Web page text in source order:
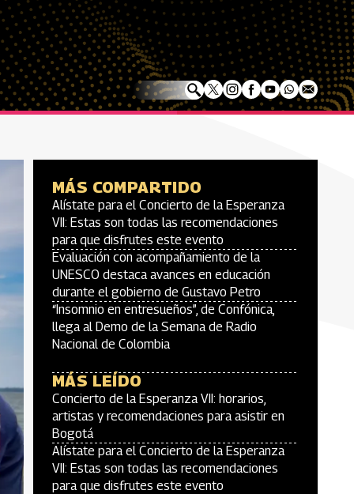
MÁS COMPARTIDO
Alístate para el Concierto de la Esperanza
VII: Estas son todas las recomendaciones
para que disfrutes este evento
Evaluación con acompañamiento de la
UNESCO destaca avances en educación
durante el gobierno de Gustavo Petro
“Insomnio en entresueños”, de Confónica,
llega al Demo de la Semana de Radio
Nacional de Colombia
MÁS LEÍDO
Concierto de la Esperanza VII: horarios,
artistas y recomendaciones para asistir en
Bogotá
Alístate para el Concierto de la Esperanza
VII: Estas son todas las recomendaciones
para que disfrutes este evento